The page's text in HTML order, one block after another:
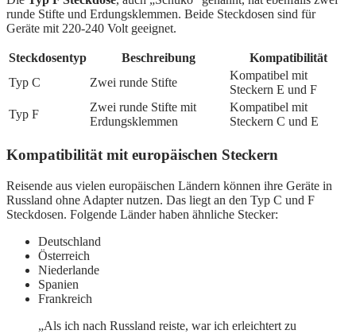
runde Stifte und Erdungsklemmen. Beide Steckdosen sind für
Geräte mit 220-240 Volt geeignet.
Steckdosentyp Beschreibung
Kompatibilität
Typ C
Zwei runde Stifte
Kompatibel mit
Steckern E und F
Typ F
Zwei runde Stifte mit
Erdungsklemmen
Kompatibel mit
Steckern C und E
Kompatibilität mit europäischen Steckern
Reisende aus vielen europäischen Ländern können ihre Geräte in
Russland ohne Adapter nutzen. Das liegt an den Typ C und F
Steckdosen. Folgende Länder haben ähnliche Stecker:
Deutschland
Österreich
Niederlande
Spanien
Frankreich
„Als ich nach Russland reiste, war ich erleichtert zu